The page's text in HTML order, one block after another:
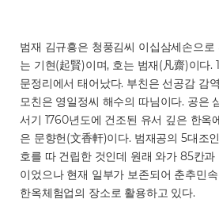
범재 김규흥은 청풍김씨 이십삼세손으
는 기현(起賢)이며, 호는 범재(凡齋)이다.
문정리에서 태어났다. 부친은 선공감 감
모친은 영일정씨 해수의 따님이다. 공은
서기 1760년도에 건조된 유서 깊은 한옥
은 문향헌(文香軒)이다. 범재공의 5대조
호를 따 건립한 것인데 원래 와가 85칸과
이었으나 현재 일부가 보존되어 춘추민
한옥체험업의 장소로 활용하고 있다.